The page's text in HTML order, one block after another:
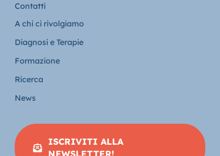
Contatti
A chi ci rivolgiamo
Diagnosi e Terapie
Formazione
Ricerca
News
ISCRIVITI ALLA